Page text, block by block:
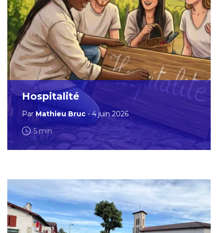
Hospitalité
Par Mathieu Bruc- 4 juin 2026
5 min